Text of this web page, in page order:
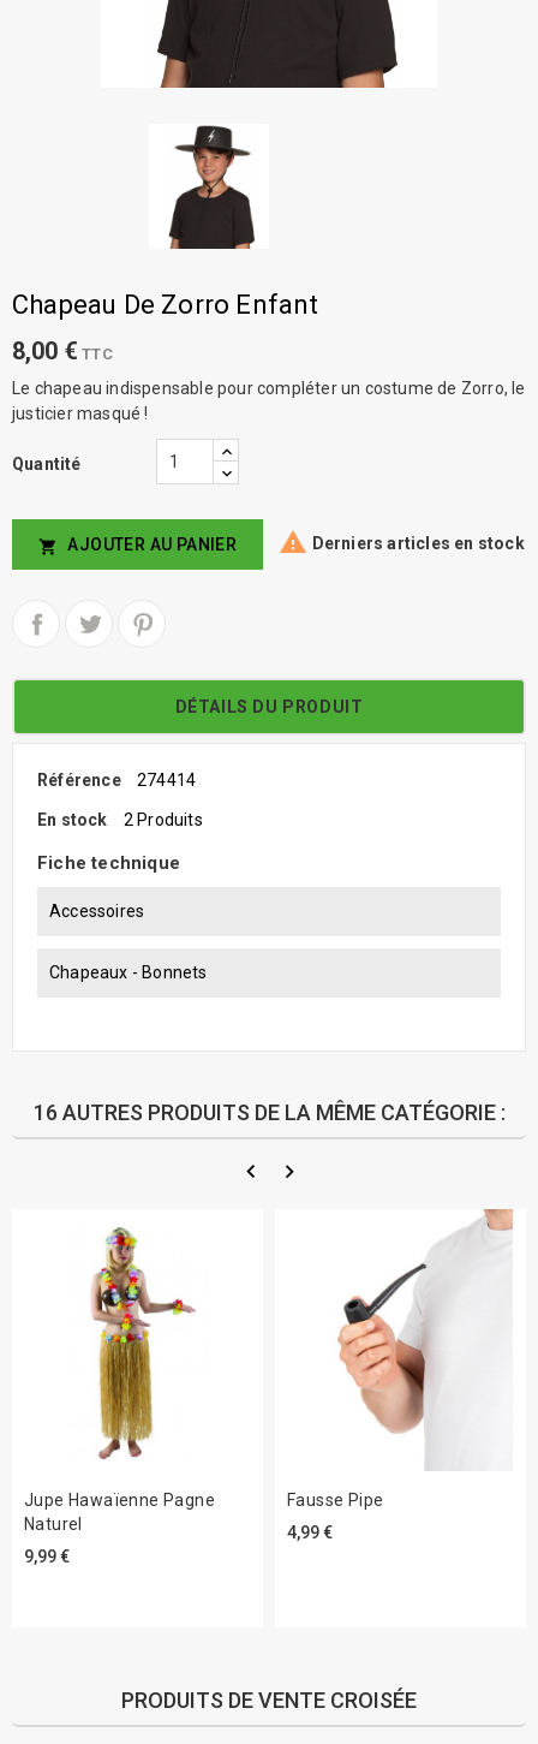
Chapeau De Zorro Enfant
8,00 € TTC
Le chapeau indispensable pour compléter un costume de Zorro, le
justicier masqué !
Quantité
 AJOUTER AU PANIER  Derniers articles en stock
DÉTAILS DU PRODUIT
Référence 274414
En stock 2 Produits
Fiche technique
Accessoires
Chapeaux - Bonnets
16 AUTRES PRODUITS DE LA MÊME CATÉGORIE :
Jupe Hawaïenne Pagne
Naturel
9,99 €
Fausse Pipe
4,99 €
PRODUITS DE VENTE CROISÉE